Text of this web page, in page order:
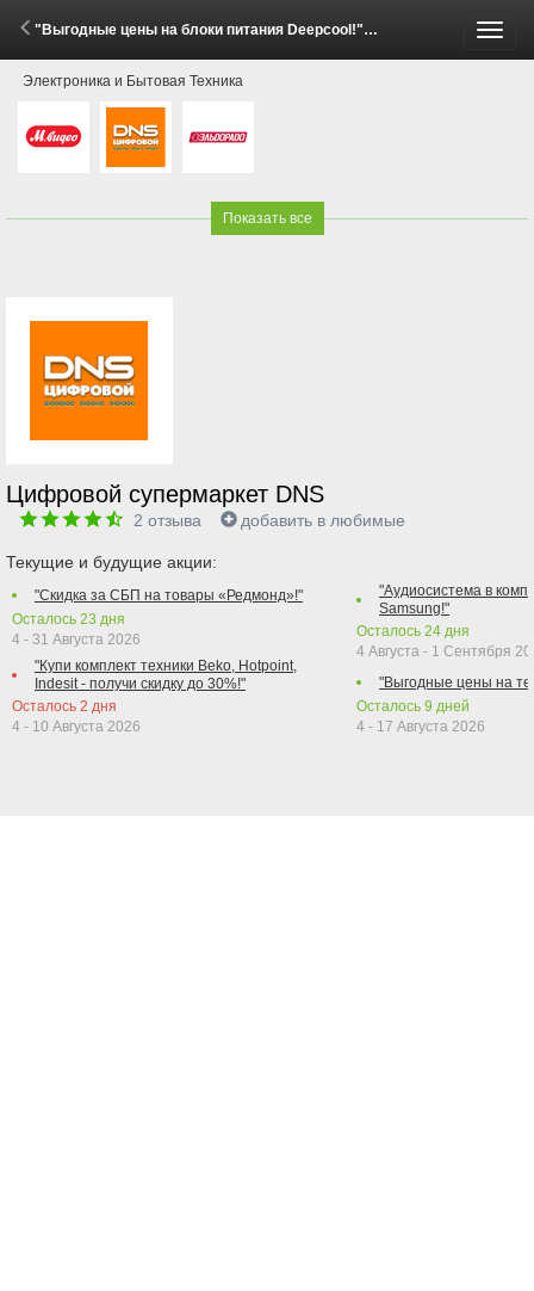
"Выгодные цены на блоки питания Deepcool!" (29 Мая - 15 Июня 2026)
Электроника и Бытовая Техника
Показать все
Цифровой супермаркет DNS
2 отзыва добавить в любимые
Текущие и будущие акции:
"Скидка за СБП на товары «Редмонд»!"
Осталось 23 дня
4 - 31 Августа 2026
"Купи комплект техники Beko, Hotpoint,
Indesit - получи скидку до 30%!"
Осталось 2 дня
4 - 10 Августа 2026
"Аудиосистема в
Samsung!"
Осталось 24 дня
4 Августа - 1 Сентября
"Выгодные цены на
Осталось 9 дней
4 - 17 Августа 2026